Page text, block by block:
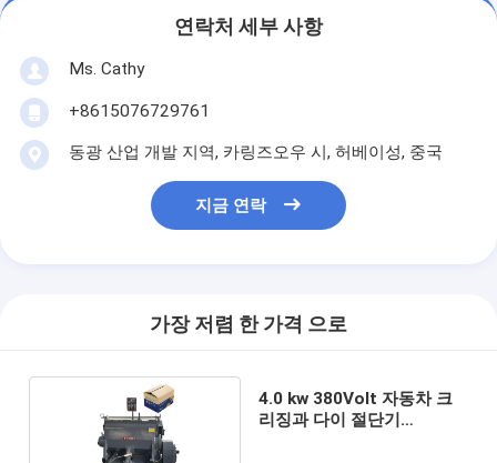
연락처 세부 사항
Ms. Cathy
+8615076729761
동광 산업 개발 지역, 카링즈오우 시, 허베이성, 중국
지금 연락
가장 저렴 한 가격 으로
4.0 kw 380Volt 자동차 크
리징과 다이 절단기